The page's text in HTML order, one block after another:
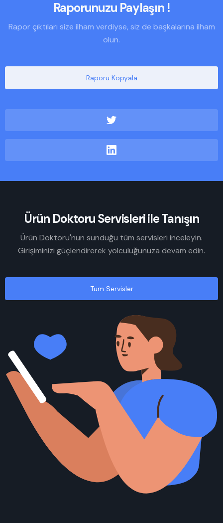
Raporunuzu Paylaşın !
Rapor çıktıları size ilham verdiyse, siz de başkalarına ilham
olun.
Raporu Kopyala
Ürün Doktoru Servisleri ile Tanışın
Ürün Doktoru'nun sunduğu tüm servisleri inceleyin.
Girişiminizi güçlendirerek yolculuğunuza devam edin.
Tüm Servisler